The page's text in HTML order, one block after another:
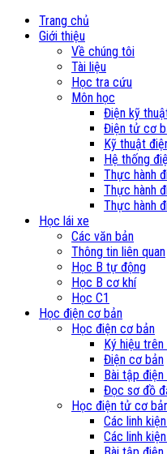
Trang chủ
Giới thiệu
Về chúng tôi
Tài liệu
Học tra cứu
Môn học
Điện kỹ
Điện tử cơ
Kỹ thuật
Hệ thống
Thực hành
Thực hành
Thực hành
Học lái xe
Các văn bản
Thông tin liên quan
Học B tự động
Học B cơ khí
Học C1
Học điện cơ bản
Học điện cơ bản
Ký hiệu
Điện cơ bản
Bài tập
Đọc sơ đồ
Học điện tử cơ
Các linh
Các linh